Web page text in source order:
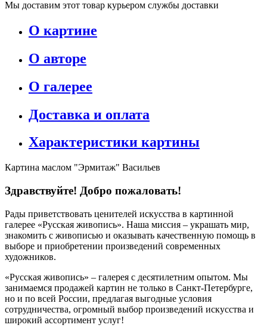
Мы доставим этот товар курьером службы доставки
О картине
О авторе
О галерее
Доставка и оплата
Характеристики картины
Картина маслом "Эрмитаж" Васильев
Здравствуйте! Добро пожаловать!
Рады приветствовать ценителей искусства в картинной
галерее «Русская живопись». Наша миссия – украшать мир,
знакомить с живописью и оказывать качественную помощь в
выборе и приобретении произведений современных
художников.
«Русская живопись» – галерея c десятилетним опытом. Мы
занимаемся продажей картин не только в Санкт-Петербурге,
но и по всей России, предлагая выгодные условия
сотрудничества, огромный выбор произведений искусства и
широкий ассортимент услуг!